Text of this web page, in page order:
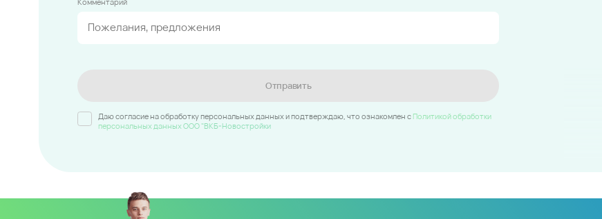
Отправить
Даю согласие на обработку персональных данных и подтверждаю, что ознакомлен c Политикой обработки
персональных данных ООО "ВКБ-Новостройки